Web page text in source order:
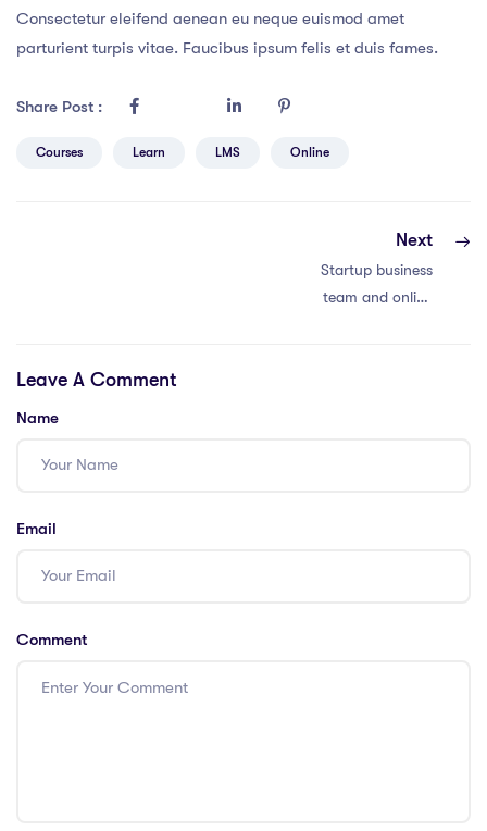
Consectetur eleifend aenean eu neque euismod amet
parturient turpis vitae. Faucibus ipsum felis et duis fames.
Share Post :
Courses Learn LMS Online
Next
Startup business
team and online
Leave A Comment
Name
Email
Comment